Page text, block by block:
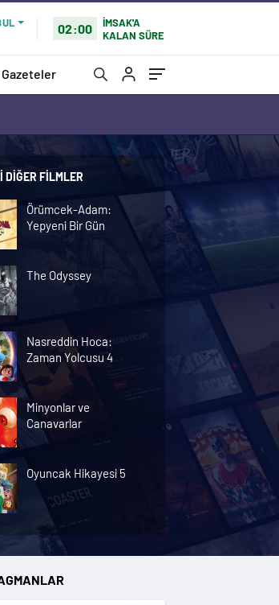
02:00
İMSAK'A
KALAN SÜRE
Gazeteler
DIĞER FILMLER
Örümcek-Adam:
Yepyeni Bir Gün
The Odyssey
Nasreddin Hoca:
Zaman Yolcusu 4
Minyonlar ve
Canavarlar
Oyuncak Hikayesi 5
Özgür Kedi Scotty